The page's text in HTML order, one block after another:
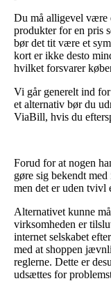
Du må alligevel være
produkter for en pris
bør det tit være et
kort er ikke desto
hvilket forsvarer
Vi går generelt ind
et alternativ bør du
ViaBill, hvis du
Forud for at nogen
gøre sig bekendt
men det er uden tvivl
Alternativet kunne
virksomheden er
internet selskabet
med at shoppen
reglerne. Dette er
udsættes for